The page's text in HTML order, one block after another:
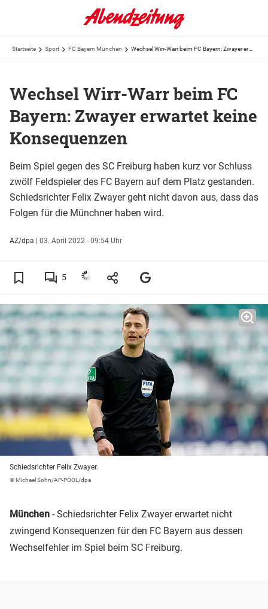
Startseite Sport FC Bayern München Wechsel Wirr-Warr beim FC Bayern: Zwayer erwartet keine Konsequenzen
Wechsel Wirr-Warr beim FC
Bayern: Zwayer erwartet keine
Konsequenzen
Beim Spiel gegen des SC Freiburg haben kurz vor Schluss
zwölf Feldspieler des FC Bayern auf dem Platz gestanden.
Schiedsrichter Felix Zwayer geht nicht davon aus, dass das
Folgen für die Münchner haben wird.
AZ/dpa | 03. April 2022 - 09:54 Uhr
5
Schiedsrichter Felix Zwayer.
© Michael Sohn/AP-POOL/dpa
München - Schiedsrichter Felix Zwayer erwartet nicht
zwingend Konsequenzen für den FC Bayern aus dessen
Wechselfehler im Spiel beim SC Freiburg.